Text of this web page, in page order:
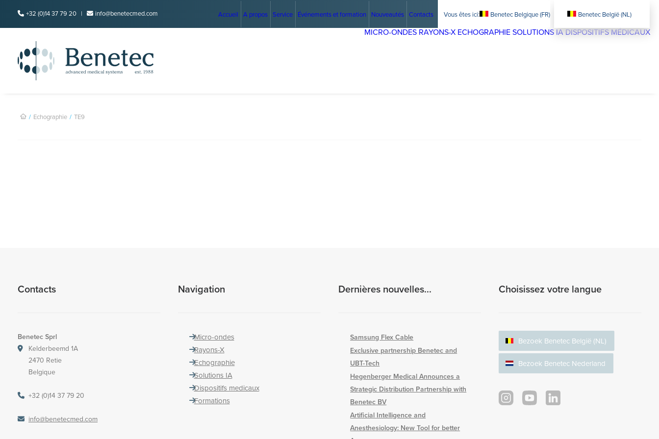
+32 (0)14 37 79 20 | info@benetecmed.com Accueil A propos Service Événements et formation Nouveautés Contacts Benetec Belgique (FR) Benetec België (NL)
MICRO-ONDES RAYONS-X ECHOGRAPHIESOLUTIONS IA DISPOSITIFS MÉDICAUX
Echographie TE9
Contacts
Benetec Sprl
Kelderbeemd 1A
2470 Retie
Belgique
+32 (0)14 37 79 20
info@benetecmed.com
Navigation
Micro-ondes
Rayons-X
Echographie
Solutions IA
Dispositifs medicaux
Formations
Dernières nouvelles...
Samsung Flex Cable
Exclusive partnership Benetec and
UBT-Tech
Hegenberger Medical Announces a
Strategic Distribution Partnership with
Benetec BV
Artificial Intelligence and
Anesthesiology: New Tool for better
Choisissez votre langue
Bezoek Benetec België (NL)
Bezoek Benetec Nederland